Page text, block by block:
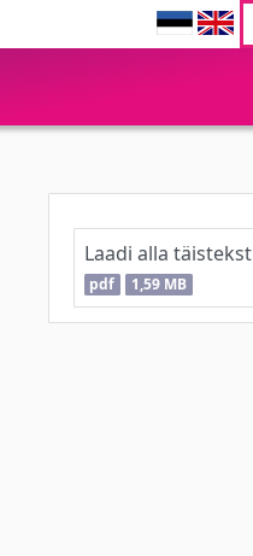
Laadi alla täistekst
pdf 1,59 MB